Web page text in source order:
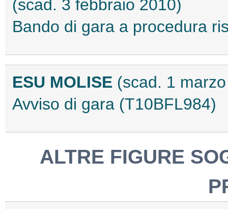
(scad. 3 febbraio 2010)
Bando di gara a procedura
ESU MOLISE (scad. 1
Avviso di gara (T10BFL984)
ALTRE FIGURE